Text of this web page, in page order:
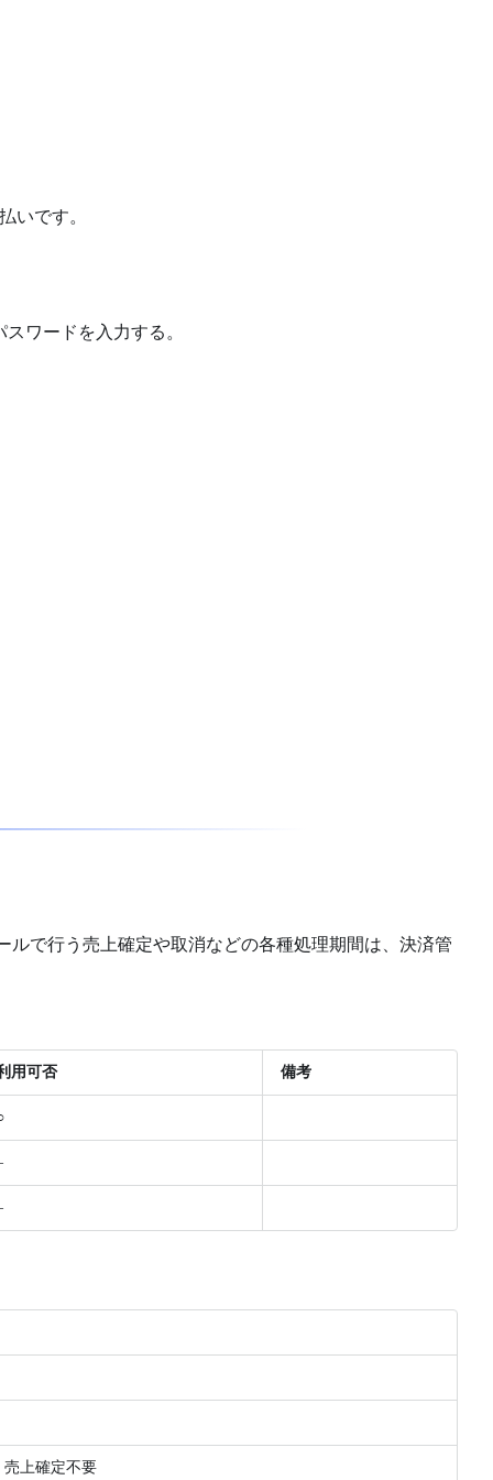
いです。
ワードを入力する。
で行う売上確定や取消などの各種処理期間は、決済管
用可否 備考
売上確定不要